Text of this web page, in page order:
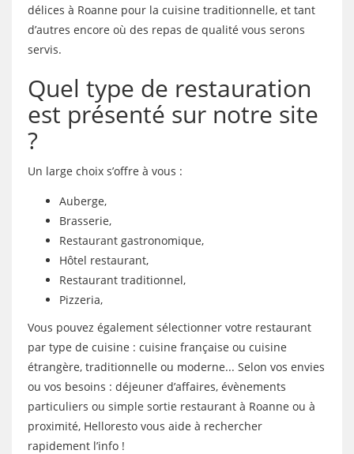
délices à Roanne pour la cuisine traditionnelle, et tant
d’autres encore où des repas de qualité vous serons
servis.
Quel type de restauration
est présenté sur notre site
?
Un large choix s’offre à vous :
Auberge,
Brasserie,
Restaurant gastronomique,
Hôtel restaurant,
Restaurant traditionnel,
Pizzeria,
Vous pouvez également sélectionner votre restaurant
par type de cuisine : cuisine française ou cuisine
étrangère, traditionnelle ou moderne... Selon vos envies
ou vos besoins : déjeuner d’affaires, évènements
particuliers ou simple sortie restaurant à Roanne ou à
proximité, Helloresto vous aide à rechercher
rapidement l’info !